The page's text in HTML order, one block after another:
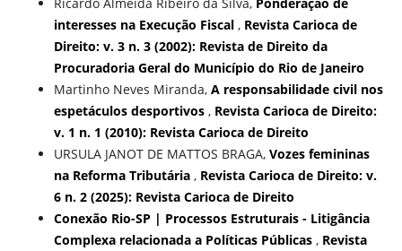
interesses na Execução Fiscal , Revista Carioca de
Direito: v. 3 n. 3 (2002): Revista de Direito da
Procuradoria Geral do Município do Rio de Janeiro
Martinho Neves Miranda, A responsabilidade civil nos
espetáculos desportivos , Revista Carioca de Direito:
v. 1 n. 1 (2010): Revista Carioca de Direito
URSULA JANOT DE MATTOS BRAGA, Vozes femininas
na Reforma Tributária , Revista Carioca de Direito: v.
6 n. 2 (2025): Revista Carioca de Direito
Conexão Rio-SP | Processos Estruturais - Litigância
Complexa relacionada a Políticas Públicas , Revista